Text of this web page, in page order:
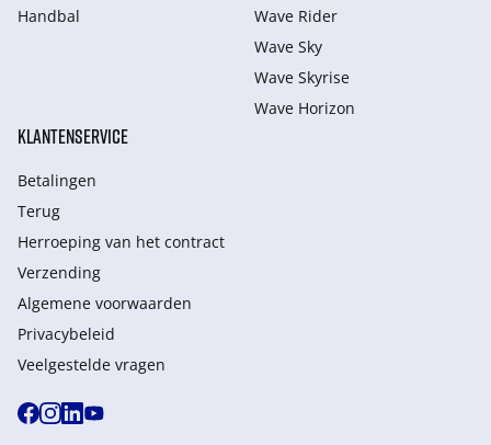
Handbal
Wave Rider
Wave Sky
Wave Skyrise
Wave Horizon
KLANTENSERVICE
Betalingen
Terug
Herroeping van het contract
Verzending
Algemene voorwaarden
Privacybeleid
Veelgestelde vragen